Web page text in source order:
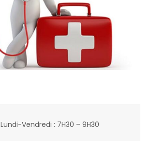
Lundi-Vendredi : 7H30 – 9H30